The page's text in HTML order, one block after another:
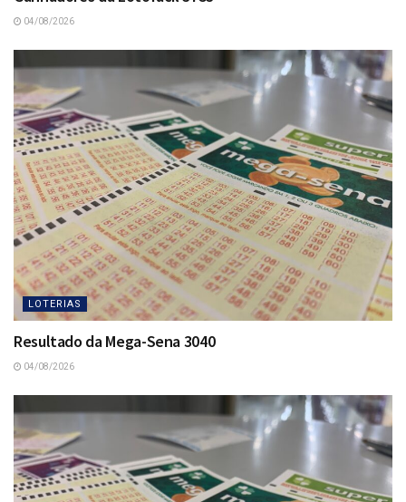
04/08/2026
LOTERIAS
Resultado da Mega-Sena 3040
04/08/2026